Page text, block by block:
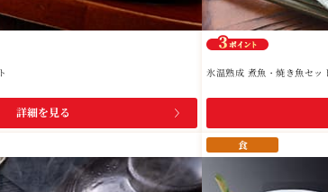
詳細を見る
氷温熟成 煮魚・焼き魚セッ
食